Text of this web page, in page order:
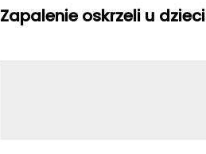
Zapalenie oskrzeli u dzieci